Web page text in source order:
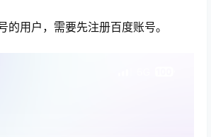
的用户，需要先注册百度账号。